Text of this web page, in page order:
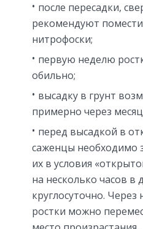
после пересадки,
рекомендуют
нитрофоски;
первую неделю
обильно;
высадку в грунт
примерно через
перед высадкой в
саженцы необходимо
их в условия
на несколько часов в
круглосуточно.
ростки можно